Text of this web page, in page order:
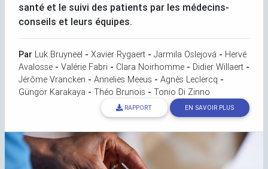
santé et le suivi des patients par les médecins-
conseils et leurs équipes.
Par Luk Bruyneel - Xavier Rygaert - Jarmila Oslejová - Hervé
Avalosse - Valérie Fabri - Clara Noirhomme - Didier Willaert -
Jérôme Vrancken - Annelies Meeus - Agnès Leclercq -
Güngör Karakaya - Théo Brunois - Tonio Di Zinno
RAPPORT EN SAVOIR PLUS